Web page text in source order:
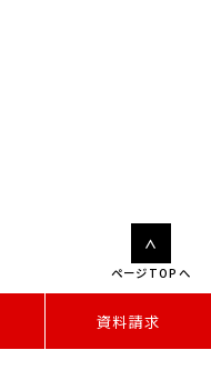
資料請求
ページTOPへ